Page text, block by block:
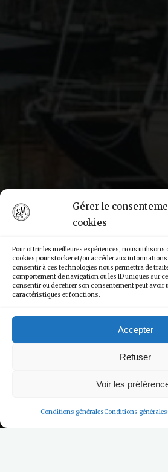
Gérer le
cookies
Pour offrir les meilleures expériences, nous utilisons
cookies pour stocker et/ou accéder aux
consentir à ces technologies nous permettra de
comportement de navigation ou les ID uniques sur
consentir ou de retirer son consentement peut avoir
caractéristiques et fonctions.
Accepter
Refuser
Voir les
Conditions généralesConditions générales